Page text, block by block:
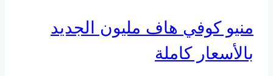
منيو كوفي هاف مليون الجديد
بالأسعار كاملة